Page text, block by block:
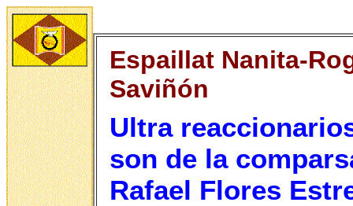
Espaillat Nanita-
Saviñón
Ultra
son de la
Rafael Flores